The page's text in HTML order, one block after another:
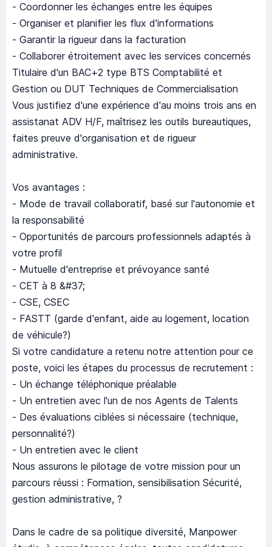
- Coordonner les échanges entre les équipes
- Organiser et planifier les flux d'informations
- Garantir la rigueur dans la facturation
- Collaborer étroitement avec les services concernés
Titulaire d'un BAC+2 type BTS Comptabilité et
Gestion ou DUT Techniques de Commercialisation
Vous justifiez d'une expérience d'au moins trois ans en
assistanat ADV H/F, maîtrisez les outils bureautiques,
faites preuve d'organisation et de rigueur
administrative.
Vos avantages :
- Mode de travail collaboratif, basé sur l'autonomie et
la responsabilité
- Opportunités de parcours professionnels adaptés à
votre profil
- Mutuelle d'entreprise et prévoyance santé
- CET à 8 &#37;
- CSE, CSEC
- FASTT (garde d'enfant, aide au logement, location
de véhicule?)
Si votre candidature a retenu notre attention pour ce
poste, voici les étapes du processus de recrutement :
- Un échange téléphonique préalable
- Un entretien avec l'un de nos Agents de Talents
- Des évaluations ciblées si nécessaire (technique,
personnalité?)
- Un entretien avec le client
Nous assurons le pilotage de votre mission pour un
parcours réussi : Formation, sensibilisation Sécurité,
gestion administrative, ?
Dans le cadre de sa politique diversité, Manpower